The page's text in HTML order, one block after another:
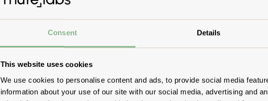
Consent Details
This website uses cookies
We use cookies to personalise content and ads, to provide social media
information about your use of our site with our social media, advertising and
Vous devez donc vous assurer que l’adresse e-mail que vous
la réception des e-mails est techniquement garantie et en
par des filtres anti-SPAM.